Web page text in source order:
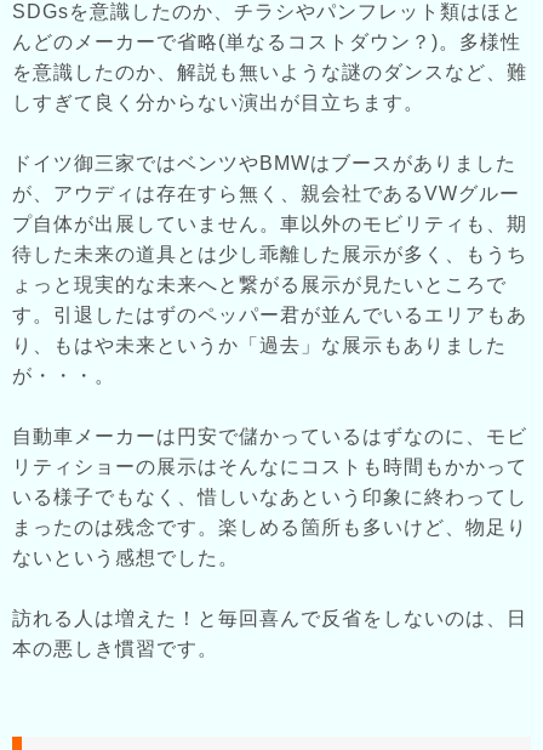
SDGsを意識したのか、チラシやパンフレット類はほと
んどのメーカーで省略(単なるコストダウン？)。多様性
を意識したのか、解説も無いような謎のダンスなど、難
しすぎて良く分からない演出が目立ちます。
ドイツ御三家ではベンツやBMWはブースがありました
が、アウディは存在すら無く、親会社であるVWグルー
プ自体が出展していません。車以外のモビリティも、期
待した未来の道具とは少し乖離した展示が多く、もうち
ょっと現実的な未来へと繋がる展示が見たいところで
す。引退したはずのペッパー君が並んでいるエリアもあ
り、もはや未来というか「過去」な展示もありました
が・・・。
自動車メーカーは円安で儲かっているはずなのに、モビ
リティショーの展示はそんなにコストも時間もかかって
いる様子でもなく、惜しいなあという印象に終わってし
まったのは残念です。楽しめる箇所も多いけど、物足り
ないという感想でした。
訪れる人は増えた！と毎回喜んで反省をしないのは、日
本の悪しき慣習です。